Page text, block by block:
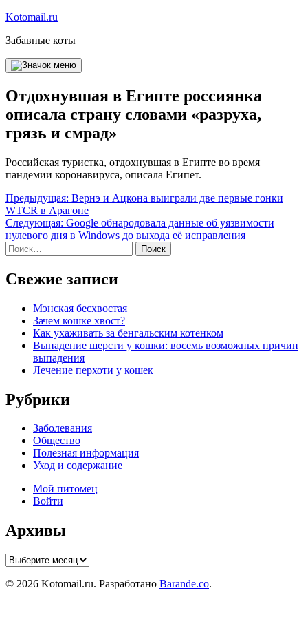
Перейти
содержимому
Kotomail.ru
Забавные коты
Отдохнувшая в Египте россиянка
описала страну словами «разруха,
грязь и смрад»
Российская туристка, отдохнувшая в Египте во время
пандемии коронавируса, описала Египет.
Навигация
по
записям
Предыдущая: Вернэ и Ацкона выиграли две первые гонки
WTCR в Арагоне
Следующая: Google обнародовала данные об уязвимости
нулевого дня в Windows до выхода её исправления
Найти:
Свежие записи
Мэнская бесхвостая
Зачем кошке хвост?
Как ухаживать за бенгальским котенком
Выпадение шерсти у кошки: восемь возможных причин
выпадения
Лечение перхоти у кошек
Рубрики
Заболевания
Общество
Полезная информация
Уход и содержание
Мой питомец
Войти
Архивы
Архивы
© 2026 Kotomail.ru. Разработано Barande.co.